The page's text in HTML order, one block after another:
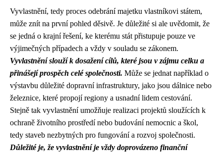
Vyvlastnění, tedy proces odebrání majetku vlastníkovi státem,
může znít na první pohled děsivě. Je důležité si ale uvědomit, že
se jedná o krajní řešení, ke kterému stát přistupuje pouze ve
výjimečných případech a vždy v souladu se zákonem.
Vyvlastnění slouží k dosažení cílů, které jsou v zájmu celku a
přinášejí prospěch celé společnosti. Může se jednat například o
výstavbu důležité dopravní infrastruktury, jako jsou dálnice nebo
železnice, které propojí regiony a usnadní lidem cestování.
Stejně tak vyvlastnění umožňuje realizaci projektů sloužících k
ochraně životního prostředí nebo budování nemocnic a škol,
tedy staveb nezbytných pro fungování a rozvoj společnosti.
Důležité je, že vyvlastnění je vždy doprovázeno finanční